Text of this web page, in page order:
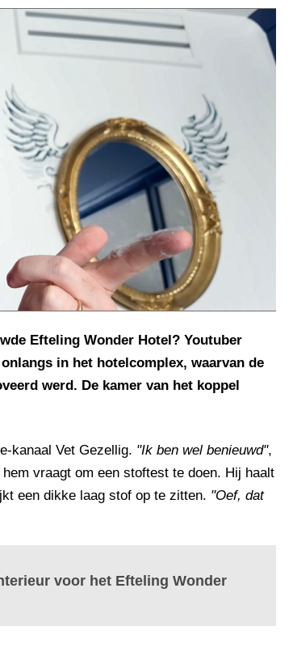
Efteling Wonder Hotel? Youtuber
in het hotelcomplex, waarvan de
werd. De kamer van het koppel
kanaal Vet Gezellig. "Ik ben wel benieuwd",
vraagt om een stoftest te doen. Hij haalt
een dikke laag stof op te zitten. "Oef, dat
voor het Efteling Wonder